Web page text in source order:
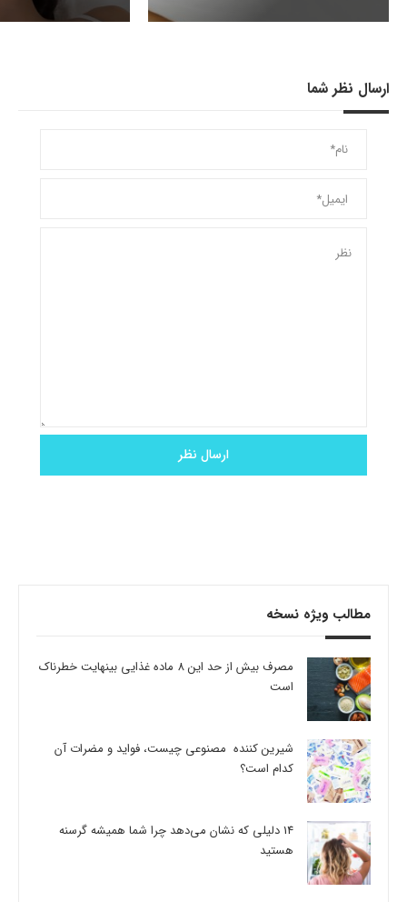
ارسال نظر شما
مطالب ویژه نسخه
مصرف بیش از حد این 8 ماده غذایی بینهایت خطرناک
است
شیرین کننده مصنوعی چیست، فواید و مضرات آن
کدام است؟
14 دلیلی که نشان می‌دهد چرا شما همیشه گرسنه
هستید